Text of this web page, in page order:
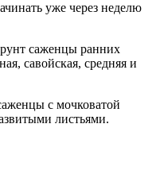
уже через неделю
саженцы ранних
савойская, средняя и
с мочковатой
листьями.